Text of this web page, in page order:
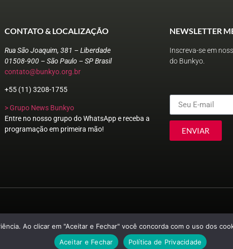
CONTATO & LOCALIZAÇÃO
Rua São Joaquim, 381 – Liberdade
01508-900 – São Paulo – SP Brasil
contato@bunkyo.org.br
+55 (11) 3208-1755
> Grupo News Bunkyo
Entre no nosso grupo do WhatsApp e receba a
programação em primeira mão!
NEWSLETTER
Inscreva-se em
do Bunkyo.
ENVIAR
Ao clicar em "Aceitar e Fechar" você concorda com o uso dos
Aceitar e Fechar
Política de Privacidade